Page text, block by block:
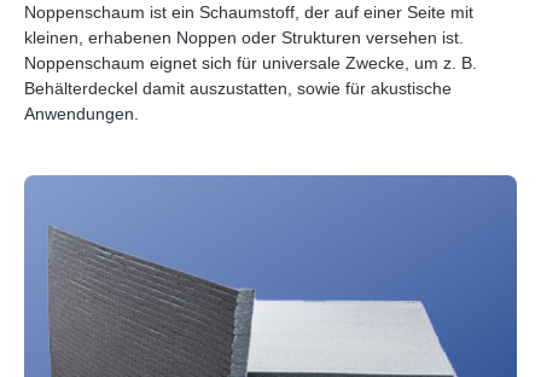
Noppenschaum ist ein Schaumstoff, der auf einer Seite mit
kleinen, erhabenen Noppen oder Strukturen versehen ist.
Noppenschaum eignet sich für universale Zwecke, um z. B.
Behälterdeckel damit auszustatten, sowie für akustische
Anwendungen.